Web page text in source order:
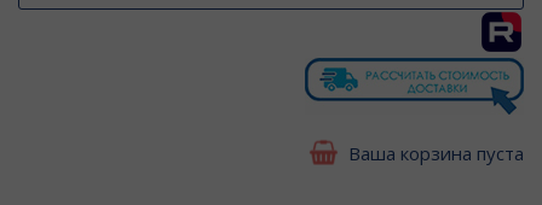
Ваша корзина пуста